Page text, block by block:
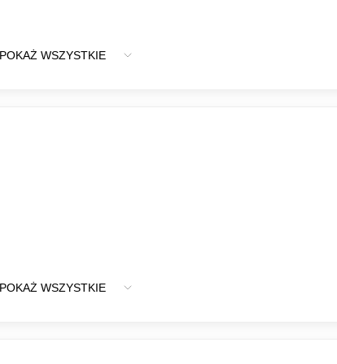
POKAŻ WSZYSTKIE
POKAŻ WSZYSTKIE